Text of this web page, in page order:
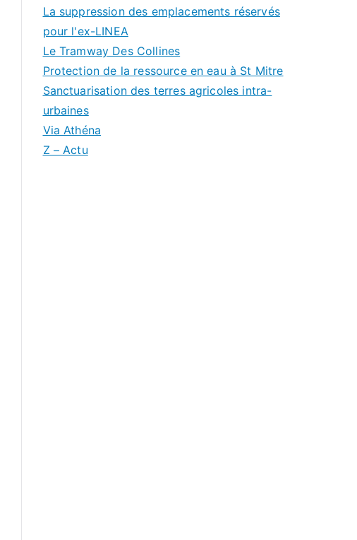
La suppression des emplacements réservés
pour l'ex-LINEA
Le Tramway Des Collines
Protection de la ressource en eau à St Mitre
Sanctuarisation des terres agricoles intra-
urbaines
Via Athéna
Z – Actu